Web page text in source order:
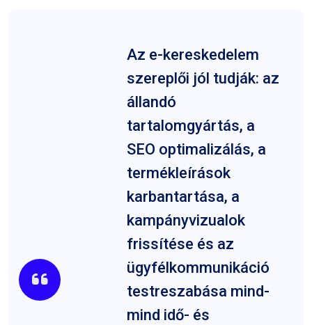
Az e-kereskedelem
szereplői jól tudják: az
állandó
tartalomgyártás, a
SEO optimalizálás, a
termékleírások
karbantartása, a
kampányvizualok
frissítése és az
ügyfélkommunikáció
testreszabása mind-
mind idő- és